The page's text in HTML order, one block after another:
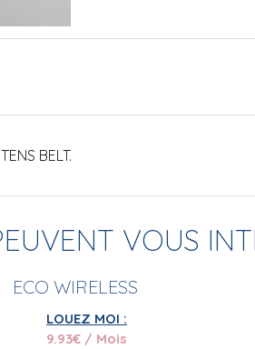
BELT.
VOUS
ECO WIRELESS
LOUEZ MOI :
9.93€ / Mois